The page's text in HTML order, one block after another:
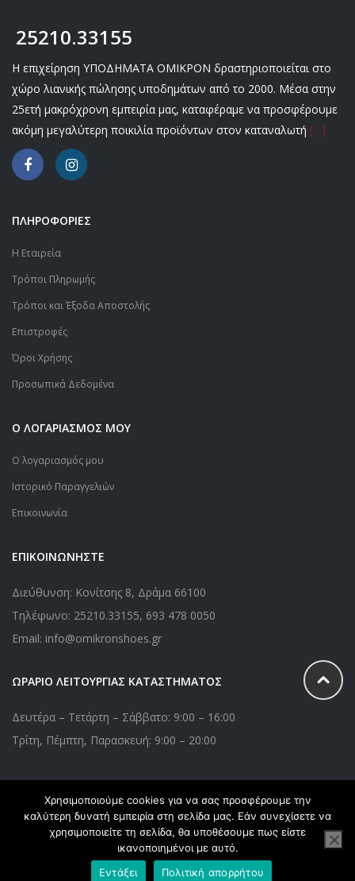
25210.33155
Η επιχείρηση ΥΠΟΔΗΜΑΤΑ ΟΜΙΚΡΟΝ δραστηριοποιείται στο
χώρο λιανικής πώλησης υποδημάτων από το 2000. Μέσα στην
25ετή μακρόχρονη εμπειρία μας, καταφέραμε να προσφέρουμε
ακόμη μεγαλύτερη ποικιλία προϊόντων στον καταναλωτή […]
ΠΛΗΡΟΦΟΡΙΕΣ
Η Εταιρεία
Τρόποι Πληρωμής
Τρόποι και Έξοδα Αποστολής
Επιστροφές
Όροι Χρήσης
Προσωπικά Δεδομένα
Ο ΛΟΓΑΡΙΑΣΜΟΣ ΜΟΥ
Ο λογαριασμός μου
Ιστορικό Παραγγελιών
Επικοινωνία
ΕΠΙΚΟΙΝΩΝΗΣΤΕ
Διεύθυνση: Κονίτσης 8, Δράμα 66100
Τηλέφωνο: 25210.33155, 693 478 0050
Email: info@omikronshoes.gr
ΩΡΑΡΙΟ ΛΕΙΤΟΥΡΓΙΑΣ ΚΑΤΑΣΤΗΜΑΤΟΣ
Δευτέρα – Τετάρτη – Σάββατο: 9:00 – 16:00
Τρίτη, Πέμπτη, Παρασκευή: 9:00 – 20:00
Copyright © 2020 Omikronshoes.gr. All Right Reserved. Powered
bywebApplications
Χρησιμοποιούμε cookies για να σας προσφέρουμε την
καλύτερη δυνατή εμπειρία στη σελίδα μας. Εάν συνεχίσετε να
χρησιμοποιείτε τη σελίδα, θα υποθέσουμε πως είστε
ικανοποιημένοι με αυτό.
Εντάξει
Πολιτική απορρήτου